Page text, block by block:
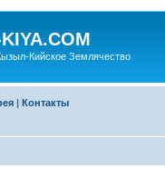
Кийское Землячество
| Контакты